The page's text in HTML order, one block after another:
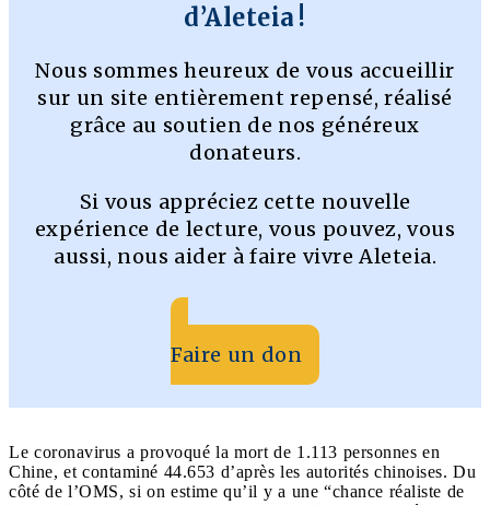
d’Aleteia !
Nous sommes heureux de vous accueillir
sur un site entièrement repensé, réalisé
grâce au soutien de nos généreux
donateurs.
Si vous appréciez cette nouvelle
expérience de lecture, vous pouvez, vous
aussi, nous aider à faire vivre Aleteia.
Faire un don
Le coronavirus a provoqué la mort de 1.113 personnes en
Chine, et contaminé 44.653 d’après les autorités chinoises. Du
côté de l’OMS, si on estime qu’il y a une “chance réaliste de